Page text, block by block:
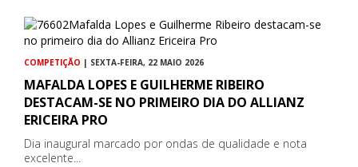
COMPETIÇÃO | SEXTA-FEIRA, 22 MAIO 2026
MAFALDA LOPES E GUILHERME RIBEIRO
DESTACAM-SE NO PRIMEIRO DIA DO ALLIANZ
ERICEIRA PRO
Dia inaugural marcado por ondas de qualidade e nota
excelente...